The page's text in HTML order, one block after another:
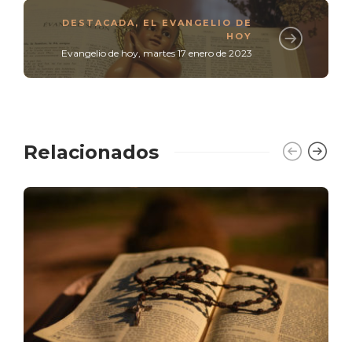
DESTACADA, EL EVANGELIO DE
HOY
Evangelio de hoy, martes 17 enero de 2023
Relacionados